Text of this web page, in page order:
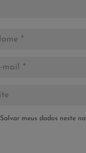
Salvar meus dados neste